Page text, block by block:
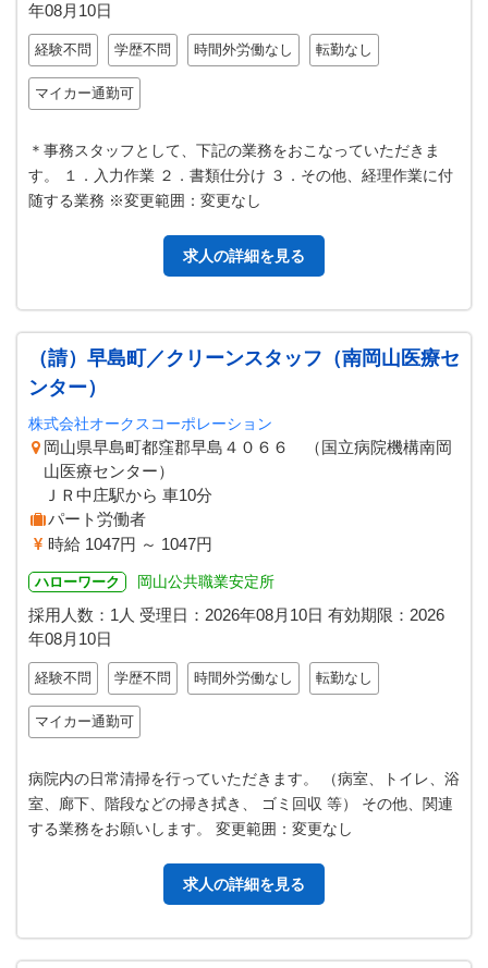
年08月10日
経験不問 学歴不問 時間外労働なし 転勤なし
マイカー通勤可
＊事務スタッフとして、下記の業務をおこなっていただきま
す。 １．入力作業 ２．書類仕分け ３．その他、経理作業に付
随する業務 ※変更範囲：変更なし
求人の詳細を見る
（請）早島町／クリーンスタッフ（南岡山医療セ
ンター）
株式会社オークスコーポレーション
岡山県早島町都窪郡早島４０６６ （国立病院機構南岡
山医療センター）
ＪＲ中庄駅から 車10分
パート労働者
時給 1047円 ～ 1047円
ハローワーク 岡山公共職業安定所
採用人数：1人 受理日： 2026年08月10日 有効期限： 2026
年08月10日
経験不問 学歴不問 時間外労働なし 転勤なし
マイカー通勤可
病院内の日常清掃を行っていただきます。 （病室、トイレ、浴
室、廊下、階段などの掃き拭き、 ゴミ回収 等） その他、関連
する業務をお願いします。 変更範囲：変更なし
求人の詳細を見る